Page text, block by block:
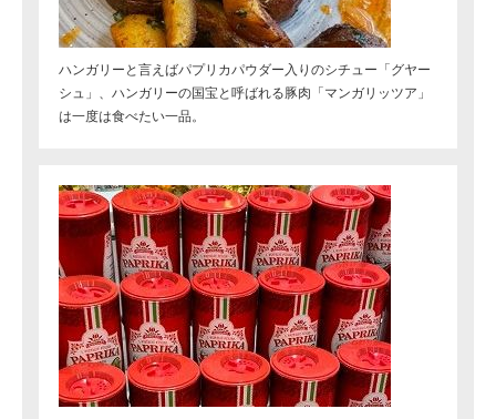
ハンガリーと言えばパプリカパウダー入りのシチュー「グヤー
シュ」、ハンガリーの国宝と呼ばれる豚肉「マンガリッツア」
は一度は食べたい一品。